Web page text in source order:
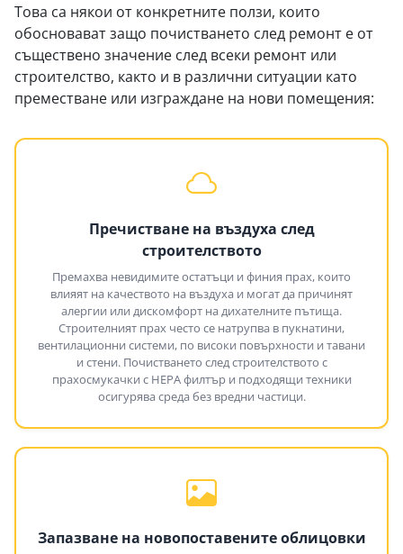
Това са някои от конкретните ползи, които
обосновават защо почистването след ремонт е от
съществено значение след всеки ремонт или
строителство, както и в различни ситуации като
преместване или изграждане на нови помещения:
Пречистване на въздуха след
строителството
Премахва невидимите остатъци и финия прах, които
влияят на качеството на въздуха и могат да причинят
алергии или дискомфорт на дихателните пътища.
Строителният прах често се натрупва в пукнатини,
вентилационни системи, по високи повърхности и тавани
и стени. Почистването след строителството с
прахосмукачки с HEPA филтър и подходящи техники
осигурява среда без вредни частици.
Запазване на новопоставените облицовки